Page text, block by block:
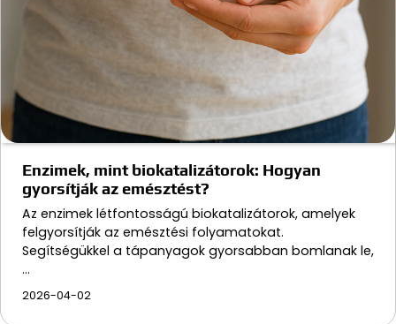
Enzimek, mint biokatalizátorok: Hogyan
gyorsítják az emésztést?
Az enzimek létfontosságú biokatalizátorok, amelyek
felgyorsítják az emésztési folyamatokat.
Segítségükkel a tápanyagok gyorsabban bomlanak le,
…
2026-04-02